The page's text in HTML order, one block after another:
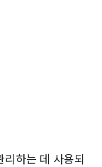
하는 데 사용되